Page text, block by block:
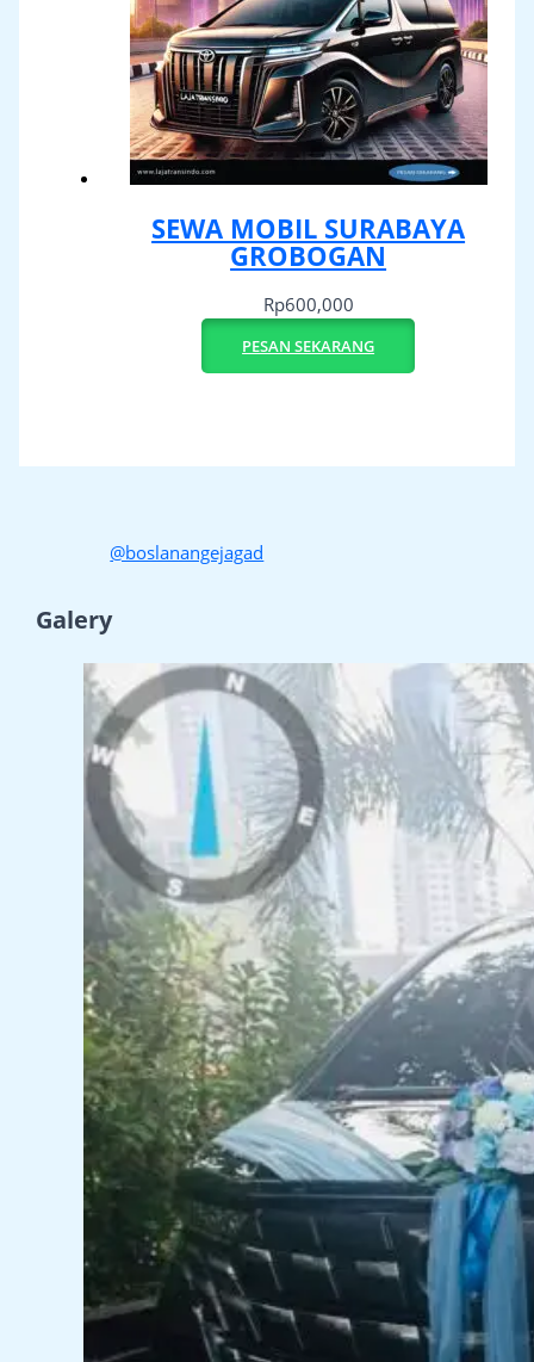
SEWA MOBIL SURABAYA
GROBOGAN
Rp600,000
PESAN SEKARANG
@boslanangejagad
Galery